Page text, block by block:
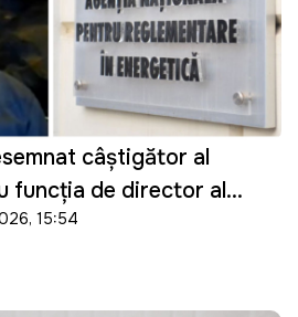
câștigător al
funcția de director al
15:54